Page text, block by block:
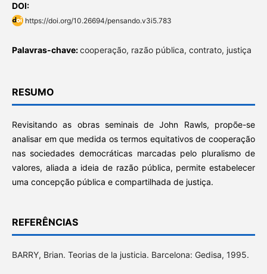
DOI:
https://doi.org/10.26694/pensando.v3i5.783
Palavras-chave:cooperação, razão pública, contrato, justiça
RESUMO
Revisitando as obras seminais de John Rawls, propõe-se
analisar em que medida os termos equitativos de cooperação
nas sociedades democráticas marcadas pelo pluralismo de
valores, aliada a ideia de razão pública, permite estabelecer
uma concepção pública e compartilhada de justiça.
REFERÊNCIAS
BARRY, Brian. Teorias de la justicia. Barcelona: Gedisa, 1995.